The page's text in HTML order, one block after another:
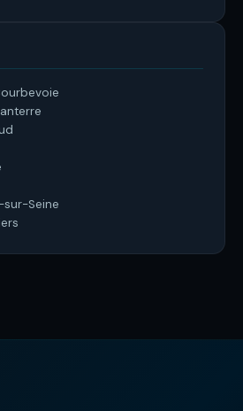
sur-Seine